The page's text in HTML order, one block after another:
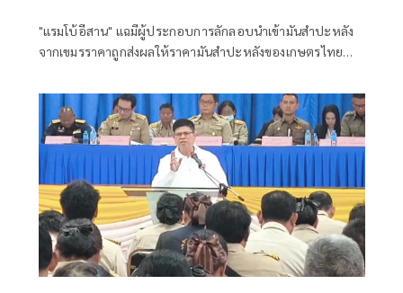
"แรมโบ้อีสาน" แฉมีผู้ประกอบการลักลอบนำเข้ามันสำปะหลัง
จากเขมรราคาถูกส่งผลให้ราคามันสำปะหลังของเกษตรไทย